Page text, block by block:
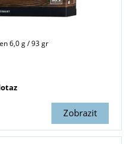
6,0 g / 93 gr
Zobrazit